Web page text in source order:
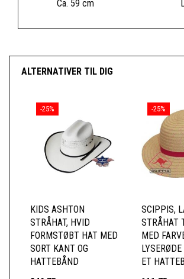
Ca. 59 cm
ALTERNATIVER TIL DIG
-25%
KIDS ASHTON
STRÅHAT, HVID
FORMSTØBT HAT MED
SORT KANT OG
HATTEBÅND
-25%
SCIPPIS,
STRÅHAT
MED
ET